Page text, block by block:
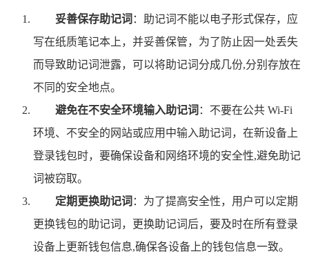
妥善保存助记词 ：助记词不能以电子形式保存，应
写在纸质笔记本上，并妥善保管，为了防止因一处丢失
而导致助记词泄露，可以将助记词分成几份,分别存放在
不同的安全地点。
避免在不安全环境输入助记词 ：不要在公共 Wi-Fi
环境、不安全的网站或应用中输入助记词，在新设备上
登录钱包时，要确保设备和网络环境的安全性,避免助记
词被窃取。
定期更换助记词 ：为了提高安全性，用户可以定期
更换钱包的助记词，更换助记词后，要及时在所有登录
设备上更新钱包信息,确保各设备上的钱包信息一致。